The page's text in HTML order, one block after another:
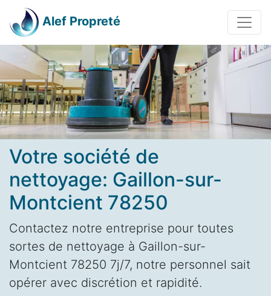
Alef Propreté
Votre société de
nettoyage: Gaillon-sur-
Montcient 78250
Contactez notre entreprise pour toutes
sortes de nettoyage à Gaillon-sur-
Montcient 78250 7j/7, notre personnel sait
opérer avec discrétion et rapidité.